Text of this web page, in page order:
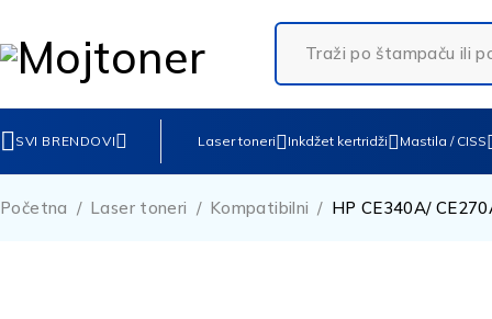
SVI BRENDOVI Laser toneri Inkdžet kertridži Mastila / CISS
Početna / Laser toneri / Kompatibilni / HP CE340A/